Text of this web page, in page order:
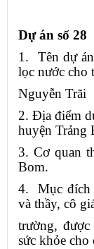
Dự án số 28
1. Tên dự
lọc nước cho
Nguyễn
2. Địa điểm
huyện Trảng
3. Cơ quan
Bom.
4. Mục đích
và thầy, cô
trường, được
sức khỏe cho